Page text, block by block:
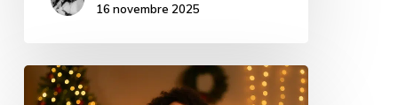
16 novembre 2025
Noël